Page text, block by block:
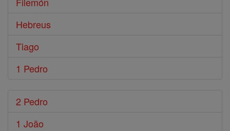
Hebreus
Tiago
1 Pedro
2 Pedro
1 João